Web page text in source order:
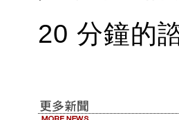
20 分鐘的